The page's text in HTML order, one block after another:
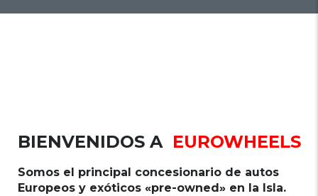
BIENVENIDOS A EUROWHEELS
Somos el principal concesionario de autos
Europeos y exóticos «pre-owned» en la Isla.